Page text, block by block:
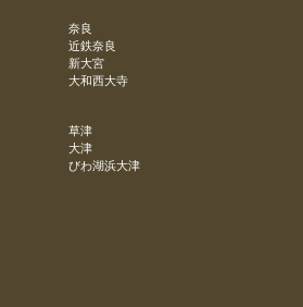
奈良
近鉄奈良
新大宮
大和西大寺
草津
大津
びわ湖浜大津